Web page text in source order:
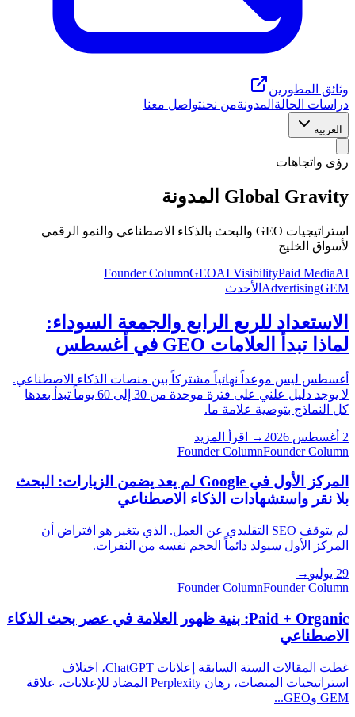
وثائق المطورين
دراسات الحالة المدونةمن نحنتواصل معنا
العربية
رؤى واتجاهات
Global Gravity المدونة
استراتيجيات GEO والبحث بالذكاء الاصطناعي والنمو الرقمي
لأسواق الخليج
Founder ColumnGEOAI VisibilityPaid MediaAI
AdvertisingGEM الأحدث
الاستعداد للربع الرابع والجمعة السوداء:
لماذا تبدأ العلامات GEO في أغسطس
أغسطس ليس موعداً نهائياً مشتركاً بين منصات الذكاء الاصطناعي.
لا يوجد دليل علني على فترة موحدة من 30 إلى 60 يوماً تبدأ بعدها
كل النماذج بتوصية علامة ما.
2 أغسطس 2026 →
اقرأ المزيد
Founder ColumnFounder Column
المركز الأول في Google لم يعد يضمن الزيارات: البحث
بلا نقر واستشهادات الذكاء الاصطناعي
لم يتوقف SEO التقليدي عن العمل. الذي يتغير هو افتراض أن
المركز الأول سيولد دائماً الحجم نفسه من النقرات.
29 يوليو
→
Founder ColumnFounder Column
Paid + Organic: بنية ظهور العلامة في عصر بحث الذكاء
الاصطناعي
غطت المقالات الستة السابقة إعلانات ChatGPT، اختلاف
استراتيجيات المنصات، رهان Perplexity المضاد للإعلانات، علاقة
GEM وGEO...